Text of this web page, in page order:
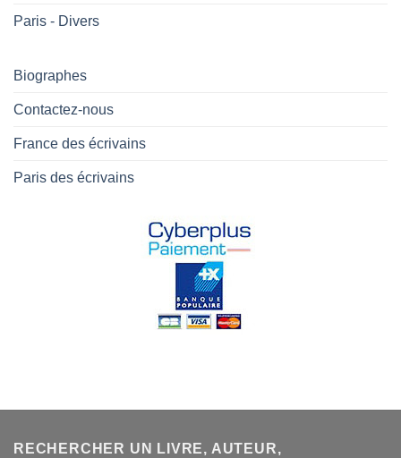
Paris - Divers
Biographes
Contactez-nous
France des écrivains
Paris des écrivains
RECHERCHER UN LIVRE, AUTEUR,